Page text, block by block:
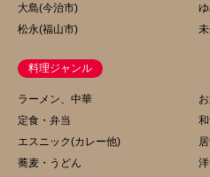
大島(今治市)
松永(福山市)
料理ジャンル
ラーメン、中華
定食・弁当
エスニック(カレー他)
蕎麦・うどん